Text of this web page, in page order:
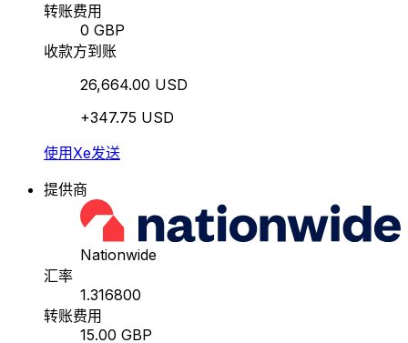
转账费用
0 GBP
收款方到账
26,664.00 USD
+347.75 USD
使用Xe发送
提供商
Nationwide
汇率
1.316800
转账费用
15.00 GBP